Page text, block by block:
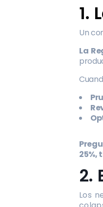
1.
Un
La
25%,
2.
Los